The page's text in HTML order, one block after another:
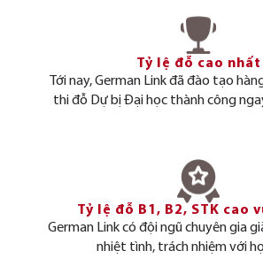
Tỷ lệ đỗ cao nhất
Tới nay, German Link đã đào tạo
thi đỗ Dự bị Đại học thành công
Tỷ lệ đỗ B1, B2, STK cao
German Link có đội ngũ chuyên gia
nhiệt tình, trách nhiệm với